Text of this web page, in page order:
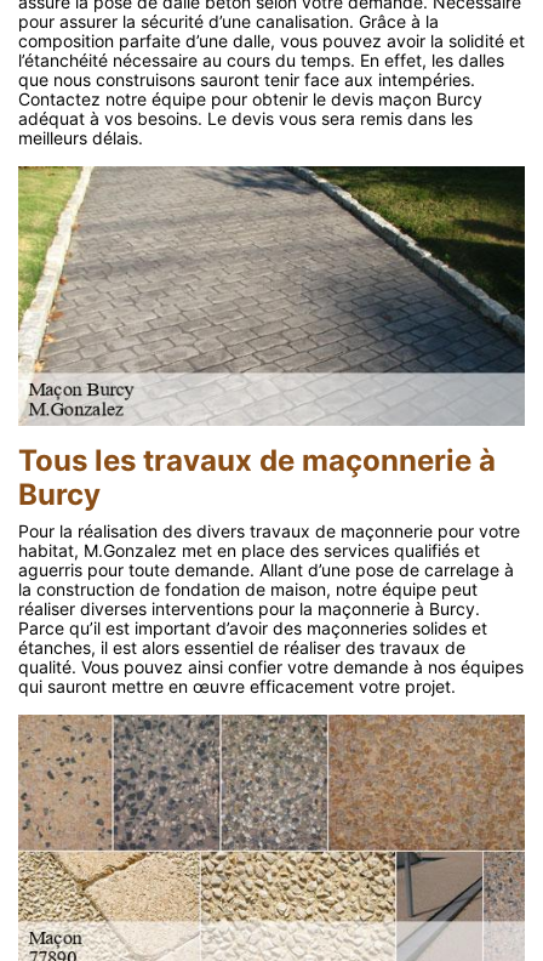
pour assurer la sécurité d’une canalisation. Grâce à la
composition parfaite d’une dalle, vous pouvez avoir la solidité et
l’étanchéité nécessaire au cours du temps. En effet, les dalles
que nous construisons sauront tenir face aux intempéries.
Contactez notre équipe pour obtenir le devis maçon Burcy
adéquat à vos besoins. Le devis vous sera remis dans les
meilleurs délais.
Tous les travaux de maçonnerie à
Burcy
Pour la réalisation des divers travaux de maçonnerie pour votre
habitat, M.Gonzalez met en place des services qualifiés et
aguerris pour toute demande. Allant d’une pose de carrelage à
la construction de fondation de maison, notre équipe peut
réaliser diverses interventions pour la maçonnerie à Burcy.
Parce qu’il est important d’avoir des maçonneries solides et
étanches, il est alors essentiel de réaliser des travaux de
qualité. Vous pouvez ainsi confier votre demande à nos équipes
qui sauront mettre en œuvre efficacement votre projet.